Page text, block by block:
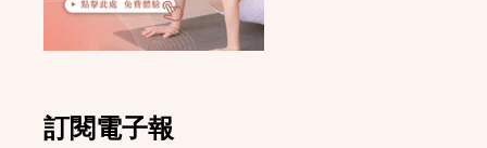
訂閱電子報